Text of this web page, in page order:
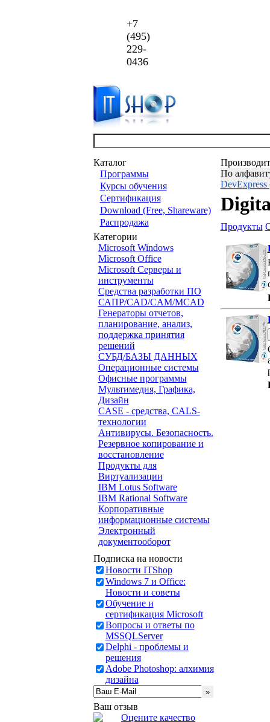
+7
(495)
229-
0436
Каталог
Программы
Курсы обучения
Сертификация
Download (Free, Shareware)
Распродажа
Категории
Microsoft Windows
Microsoft Office
Microsoft Серверы и
инструменты
Средства разработки ПО
САПР/CAD/CAM/MCAD
Генераторы отчетов,
планирование, анализ,
поддержка принятия
решений
СУБД/БАЗЫ ДАННЫХ
Операционные системы
Офисные программы
Мультимедия, Графика,
Дизайн
CASE - средства, CALS-
технологии
Антивирусы. Безопасность.
Резервное копирование и
восстановление
Продукты для
Виртуализации
IBM Lotus Software
IBM Rational Software
Корпоративные
информационные системы
Электронный
документооборот
Подписка на новости
Новости ITShop
Windows 7 и Office:
Новости и советы
Обучение и
сертификация Microsoft
Вопросы и ответы по
MSSQLServer
Delphi - проблемы и
решения
Adobe Photoshop: алхимия
дизайна
Ваш отзыв
По
DevExpress
Продукты